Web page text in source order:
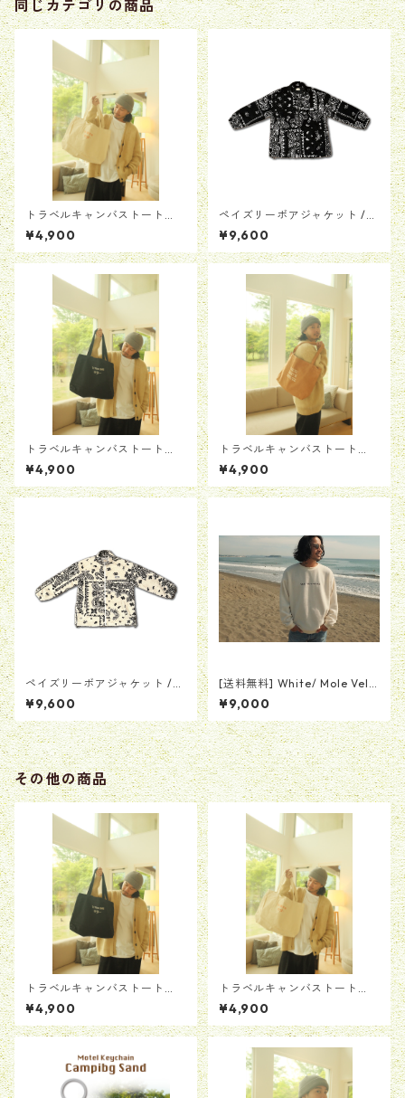
同じカテゴリの商品
トラベルキャンバストート
【ホワイト】
¥4,900
ペイズリーボアジャケット /
ブラック
¥9,600
トラベルキャンバストート
【ブラック】
¥4,900
トラベルキャンバストート
【キャメル】
¥4,900
ペイズリーボアジャケット /
ホワイト
¥9,600
[送料無料] White/ Mole Velo
r Crew Neck (モールベロアク
ルーネック ホワイト)
¥9,000
その他の商品
トラベルキャンバストート
【ブラック】
¥4,900
トラベルキャンバストート
【ホワイト】
¥4,900